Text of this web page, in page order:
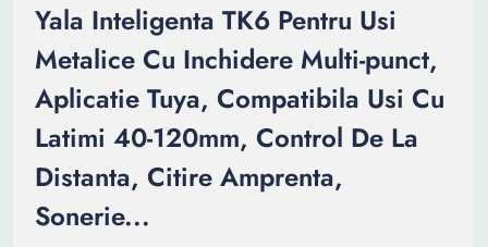
Yala Inteligenta TK6 Pentru Usi
Metalice Cu Inchidere Multi-punct,
Aplicatie Tuya, Compatibila Usi Cu
Latimi 40-120mm, Control De La
Distanta, Citire Amprenta,
Sonerie...